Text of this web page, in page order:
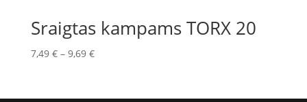
Sraigtas kampams TORX 20
7,49 €– 9,69 €